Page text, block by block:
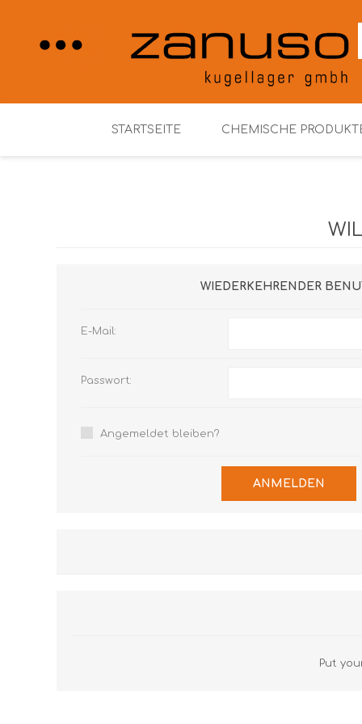
STARTSEITE CHEMISCHE
WIEDERKEHRENDER
E-Mail:
Passwort:
Angemeldet bleiben?
ANMELDEN
Put